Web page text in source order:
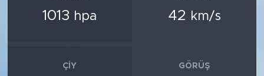
1013 hpa 42 km/s
ÇIY GÖRÜŞ